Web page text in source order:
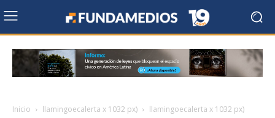
Inicio llamingoecalerta x 1032 px) llamingoecalerta x 1032 px)